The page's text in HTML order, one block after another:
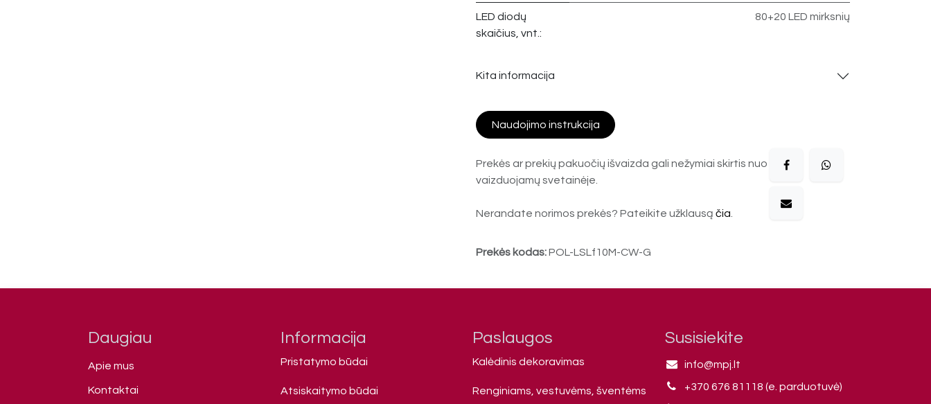
LED diodų
skaičius, vnt.:
80+20 LED mirksnių
Kita informacija
Naudojimo instrukcija
Prekės ar prekių pakuočių išvaizda gali nežymiai skirtis nuo
vaizduojamų svetainėje.
Nerandate norimos prekės? Pateikite užklausą čia
Prekės kodas:POL-LSLf10M-CW-G
Daugiau
Apie mus
Kontaktai
Informacija
Pristatymo būdai
Atsiskaitymo būdai
Paslaugos
Kalėdinis dekoravimas
Renginiams, vestuvėms, šventėms
Susisiekite
info@mpj.lt
+370 676 81118 (e. parduotuvė)